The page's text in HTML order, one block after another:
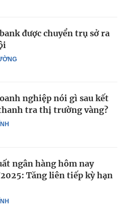
được chuyển trụ sở ra
nghiệp nói gì sau kết
tra thị trường vàng?
ngân hàng hôm nay
Tăng liên tiếp kỳ hạn